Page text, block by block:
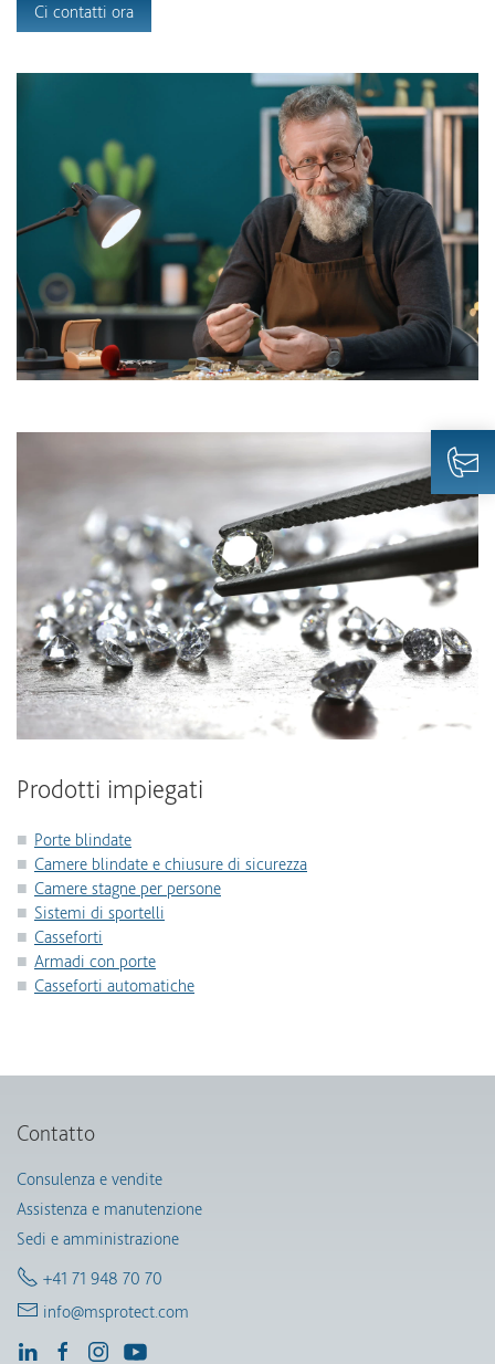
Ci contatti ora
Prodotti impiegati
Porte blindate
Camere blindate e chiusure di sicurezza
Camere stagne per persone
Sistemi di sportelli
Casseforti
Armadi con porte
Casseforti automatiche
Contatto
Consulenza e vendite
Assistenza e manutenzione
Sedi e amministrazione
+41 71 948 70 70
info@msprotect.com